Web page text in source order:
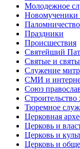
Молодежное
Новомученики
Паломничество
Праздники
Происшествия
Святейший
Святые и
Служение
СМИ и
Союз
Строительство
Тюремное
Церковная
Церковь и
Церковь и
Церковь и